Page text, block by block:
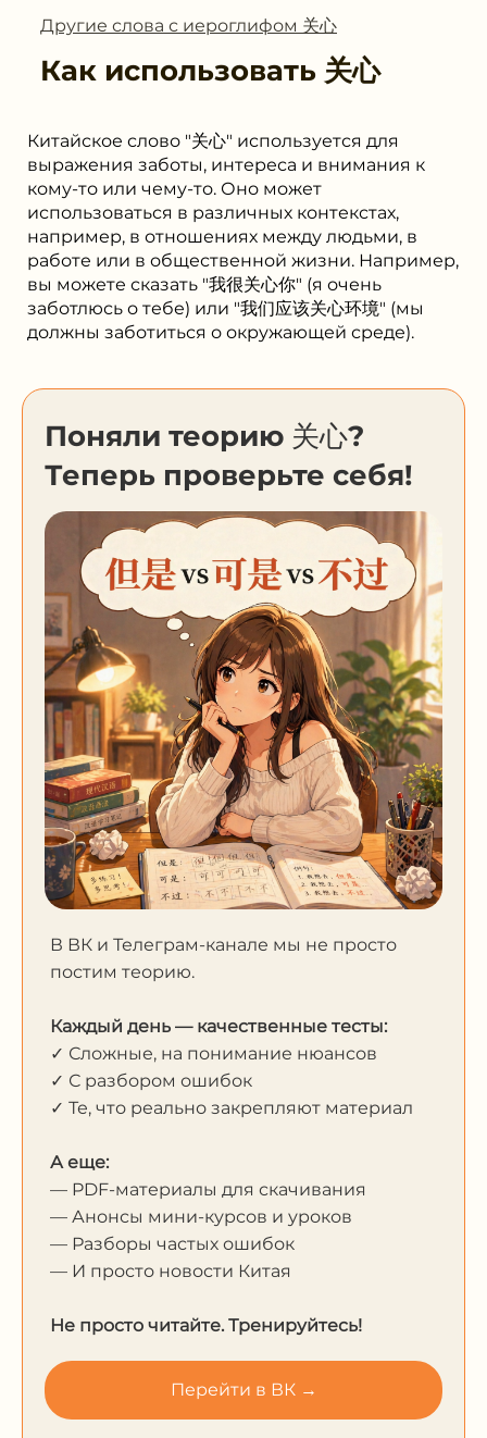
Другие слова с иероглифом 关心
Как использовать 关心
Китайское слово "关心" используется для
выражения заботы, интереса и внимания к
кому-то или чему-то. Оно может
использоваться в различных контекстах,
например, в отношениях между людьми, в
работе или в общественной жизни. Например,
вы можете сказать "我很关心你" (я очень
заботлюсь о тебе) или "我们应该关心环境" (мы
должны заботиться о окружающей среде).
Поняли теорию 关心?
Теперь проверьте себя!
В ВК и Телеграм-канале мы не просто
постим теорию.
Каждый день — качественные тесты:
✓ Сложные, на понимание нюансов
✓ С разбором ошибок
✓ Те, что реально закрепляют материал
А еще:
— PDF-материалы для скачивания
— Анонсы мини-курсов и уроков
— Разборы частых ошибок
— И просто новости Китая
Не просто читайте. Тренируйтесь!
Перейти в ВК →